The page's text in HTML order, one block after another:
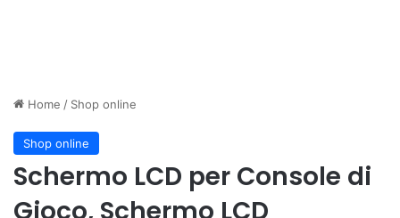
Home / Shop online
Shop online
Schermo LCD per Console di